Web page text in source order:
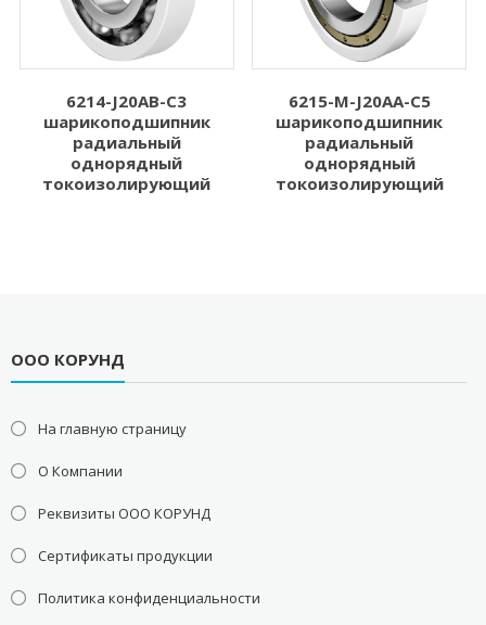
6214-J20AB-C3
шарикоподшипник
радиальный
однорядный
токоизолирующий
6215-M-J20AA-C5
шарикоподшипник
радиальный
однорядный
токоизолирующий
ООО КОРУНД
На главную страницу
О Компании
Реквизиты ООО КОРУНД
Сертификаты продукции
Политика конфиденциальности